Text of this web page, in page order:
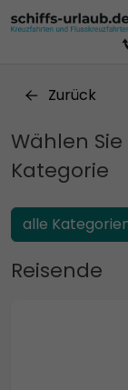
Zurück
Wählen
Kategorie
alle
Reisende